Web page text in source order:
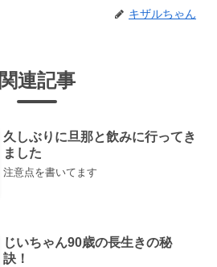
キザルちゃん
関連記事
久しぶりに旦那と飲みに行ってき
ました
注意点を書いてます
じいちゃん90歳の長生きの秘
訣！